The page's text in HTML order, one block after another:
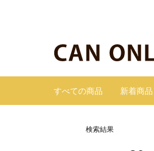
すべての商品 新着商品
検索結果